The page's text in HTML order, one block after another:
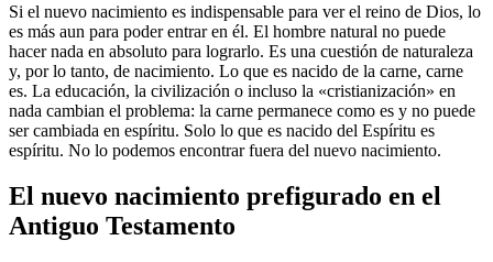
Si el nuevo nacimiento es indispensable para ver el reino de Dios, lo
es más aun para poder entrar en él. El hombre natural no puede
hacer nada en absoluto para lograrlo. Es una cuestión de naturaleza
y, por lo tanto, de nacimiento. Lo que es nacido de la carne, carne
es. La educación, la civilización o incluso la «cristianización» en
nada cambian el problema: la carne permanece como es y no puede
ser cambiada en espíritu. Solo lo que es nacido del Espíritu es
espíritu. No lo podemos encontrar fuera del nuevo nacimiento.
El nuevo nacimiento prefigurado en el
Antiguo Testamento